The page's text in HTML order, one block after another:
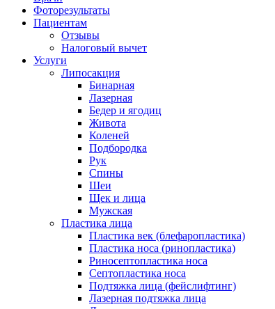
Фоторезультаты
Пациентам
Отзывы
Налоговый вычет
Услуги
Липосакция
Бинарная
Лазерная
Бедер и ягодиц
Живота
Коленей
Подбородка
Рук
Спины
Шеи
Щек и лица
Мужская
Пластика лица
Пластика век (блефаропластика)
Пластика носа (ринопластика)
Риносептопластика носа
Септопластика носа
Подтяжка лица (фейслифтинг)
Лазерная подтяжка лица